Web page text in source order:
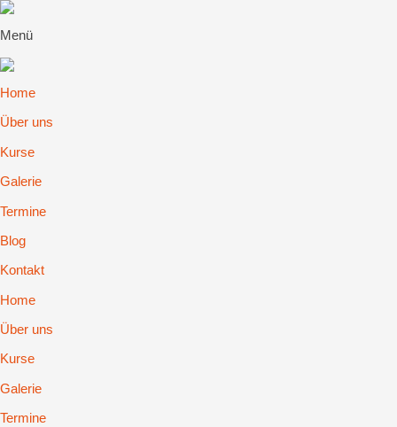
Menü
Home
Über uns
Kurse
Galerie
Termine
Blog
Kontakt
Home
Über uns
Kurse
Galerie
Termine